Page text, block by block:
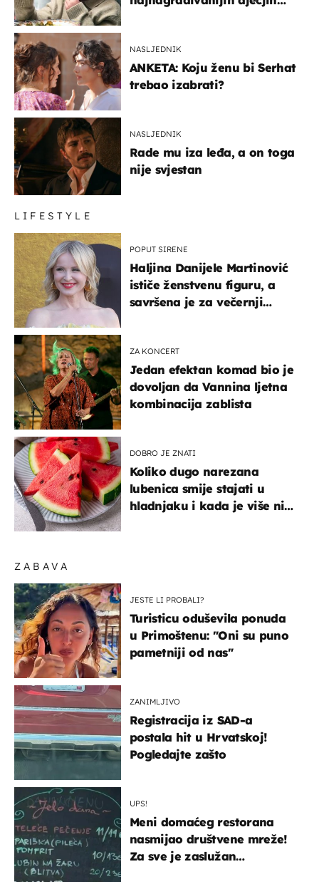
ZABAVA
JESTE LI PROBALI?
Turisticu oduševila ponuda
u Primoštenu: "Oni su puno
pametniji od nas"
ZANIMLJIVO
Registracija iz SAD-a
postala hit u Hrvatskoj!
Pogledajte zašto
UPS!
Meni domaćeg restorana
nasmijao društvene mreže!
Za sve je zaslužan
NASLJEDNIK
ANKETA: Koju ženu bi Serhat
trebao izabrati?
NASLJEDNIK
Rade mu iza leđa, a on toga
nije svjestan
LIFESTYLE
POPUT SIRENE
Haljina Danijele Martinović
ističe ženstvenu figuru, a
savršena je za večernji
ZA KONCERT
Jedan efektan komad bio je
dovoljan da Vannina ljetna
kombinacija zablista
DOBRO JE ZNATI
Koliko dugo narezana
lubenica smije stajati u
hladnjaku i kada je više nije